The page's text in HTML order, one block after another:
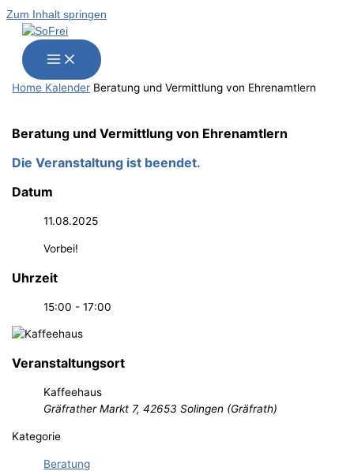
Zum Inhalt springen
Home Kalender Bera­tung und Ver­mitt­lung von Ehrenamtlern
Bera­tung und Ver­mitt­lung von Ehrenamtlern
Die Veranstaltung ist beendet.
Datum
11.08.2025
Vorbei!
Uhrzeit
15:00 - 17:00
Veranstaltungsort
Kaffeehaus
Gräfrather Markt 7, 42653 Solingen (Gräfrath)
Kategorie
Beratung